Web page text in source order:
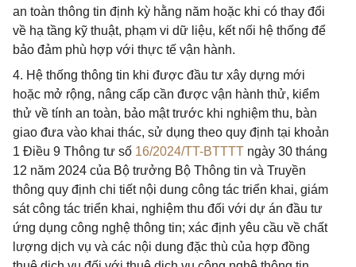
an toàn thông tin định kỳ hằng năm hoặc khi có thay đổi
về hạ tầng kỹ thuật, phạm vi dữ liệu, kết nối hệ thống để
bảo đảm phù hợp với thực tế vận hành.
4. Hệ thống thông tin khi được đầu tư xây dựng mới
hoặc mở rộng, nâng cấp cần được vận hành thử, kiểm
thử về tính an toàn, bảo mật trước khi nghiệm thu, bàn
giao đưa vào khai thác, sử dụng theo quy định tại khoản
1 Điều 9 Thông tư số 16/2024/TT-BTTTT ngày 30 tháng
12 năm 2024 của Bộ trưởng Bộ Thông tin và Truyền
thông quy định chi tiết nội dung công tác triển khai, giám
sát công tác triển khai, nghiệm thu đối với dự án đầu tư
ứng dụng công nghệ thông tin; xác định yêu cầu về chất
lượng dịch vụ và các nội dung đặc thù của hợp đồng